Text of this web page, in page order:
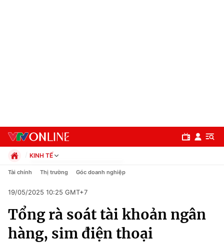
Chuyên mục
Chính trị
KINH TẾ
Chính trị
Pháp luật
Kinh tế
Thể thao
Truyền hình
Tài chính Thị trường Góc doanh nghiệp
19/05/2025 10:25 GMT+7
Tổng rà soát tài khoản ngân
hàng, sim điện thoại